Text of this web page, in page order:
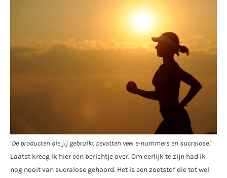
‘De producten die jij gebruikt bevatten veel e-nummers en sucralose.’
Laatst kreeg ik hier een berichtje over. Om eerlijk te zijn had ik
nog nooit van sucralose gehoord. Het is een zoetstof die tot wel